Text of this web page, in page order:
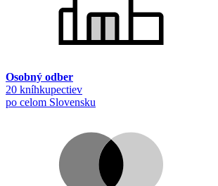
Osobný odber
20 kníhkupectiev
po celom Slovensku